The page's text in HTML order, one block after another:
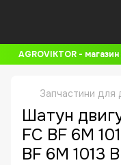
AGROVIKTOR - магазин
Запчастини для
Шатун
FC BF 6M
BF 6M 1013